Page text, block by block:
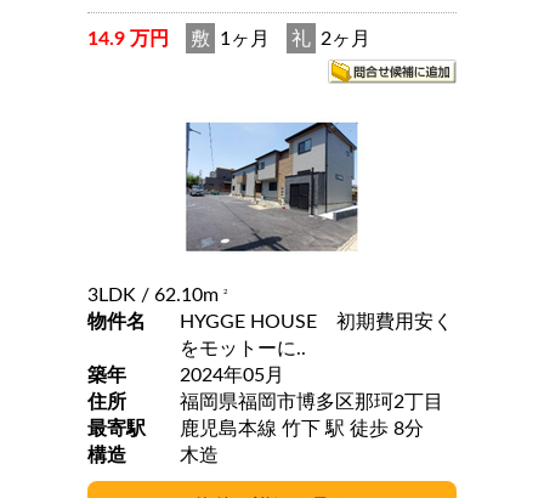
14.9 万円 敷 1ヶ月 礼 2ヶ月
3LDK / 62.10m 2
物件名
HYGGE HOUSE 初期費用安く
をモットーに..
築年
2024年05月
住所
福岡県福岡市博多区那珂2丁目
最寄駅
鹿児島本線 竹下 駅 徒歩 8分
構造
木造